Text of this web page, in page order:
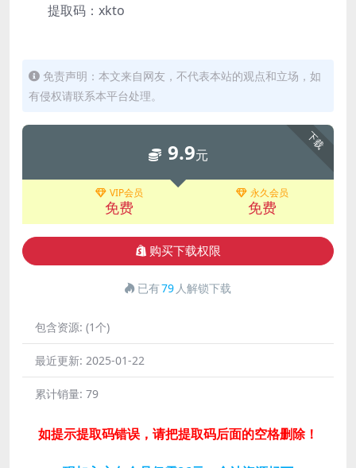
提取码：xkto
免责声明：本文来自网友，不代表本站的观点和立场，如
有侵权请联系本平台处理。
下载
9.9元
VIP会员
免费
永久会员
免费
购买下载权限
已有79 人解锁下载
包含资源: (1个)
最近更新: 2025-01-22
累计销量: 79
如提示提取码错误，请把提取码后面的空格删除！